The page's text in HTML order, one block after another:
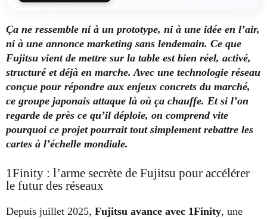
Ça ne ressemble ni à un prototype, ni à une idée en l’air,
ni à une annonce marketing sans lendemain. Ce que
Fujitsu vient de mettre sur la table est bien réel, activé,
structuré et déjà en marche. Avec une technologie réseau
conçue pour répondre aux enjeux concrets du marché,
ce groupe japonais attaque là où ça chauffe. Et si l’on
regarde de près ce qu’il déploie, on comprend vite
pourquoi ce projet pourrait tout simplement rebattre les
cartes à l’échelle mondiale.
1Finity : l’arme secrète de Fujitsu pour accélérer
le futur des réseaux
Depuis juillet 2025, Fujitsu avance avec 1Finity, une